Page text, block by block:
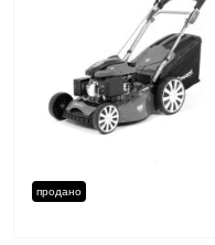
продано